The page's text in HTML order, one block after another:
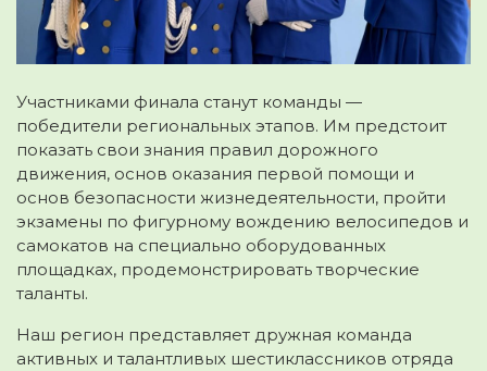
Участниками финала станут команды —
победители региональных этапов. Им предстоит
показать свои знания правил дорожного
движения, основ оказания первой помощи и
основ безопасности жизнедеятельности, пройти
экзамены по фигурному вождению велосипедов и
самокатов на специально оборудованных
площадках, продемонстрировать творческие
таланты.
Наш регион представляет дружная команда
активных и талантливых шестиклассников отряда